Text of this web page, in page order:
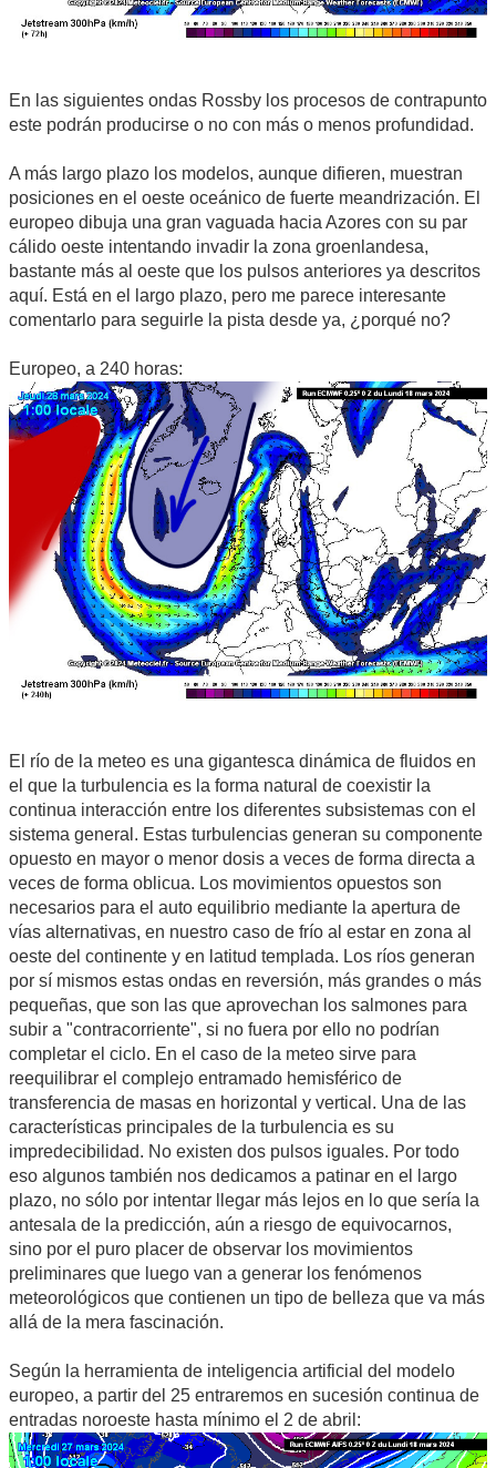
En las siguientes ondas Rossby los procesos de contrapunto
este podrán producirse o no con más o menos profundidad.
A más largo plazo los modelos, aunque difieren, muestran
posiciones en el oeste oceánico de fuerte meandrización. El
europeo dibuja una gran vaguada hacia Azores con su par
cálido oeste intentando invadir la zona groenlandesa,
bastante más al oeste que los pulsos anteriores ya descritos
aquí. Está en el largo plazo, pero me parece interesante
comentarlo para seguirle la pista desde ya, ¿porqué no?
Europeo, a 240 horas:
El río de la meteo es una gigantesca dinámica de fluidos en
el que la turbulencia es la forma natural de coexistir la
continua interacción entre los diferentes subsistemas con el
sistema general. Estas turbulencias generan su componente
opuesto en mayor o menor dosis a veces de forma directa a
veces de forma oblicua. Los movimientos opuestos son
necesarios para el auto equilibrio mediante la apertura de
vías alternativas, en nuestro caso de frío al estar en zona al
oeste del continente y en latitud templada. Los ríos generan
por sí mismos estas ondas en reversión, más grandes o más
pequeñas, que son las que aprovechan los salmones para
subir a "contracorriente", si no fuera por ello no podrían
completar el ciclo. En el caso de la meteo sirve para
reequilibrar el complejo entramado hemisférico de
transferencia de masas en horizontal y vertical. Una de las
características principales de la turbulencia es su
impredecibilidad. No existen dos pulsos iguales. Por todo
eso algunos también nos dedicamos a patinar en el largo
plazo, no sólo por intentar llegar más lejos en lo que sería la
antesala de la predicción, aún a riesgo de equivocarnos,
sino por el puro placer de observar los movimientos
preliminares que luego van a generar los fenómenos
meteorológicos que contienen un tipo de belleza que va más
allá de la mera fascinación.
Según la herramienta de inteligencia artificial del modelo
europeo, a partir del 25 entraremos en sucesión continua de
entradas noroeste hasta mínimo el 2 de abril: